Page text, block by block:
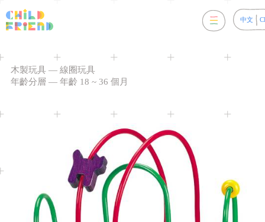
中文
木製玩具 — 線圈玩具
年齡分層 — 年齡 18 ~ 36 個月